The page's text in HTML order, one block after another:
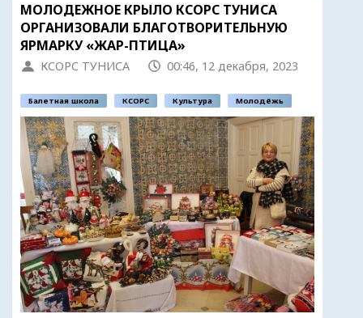
МОЛОДЕЖНОЕ КРЫЛО КСОРС ТУНИСА
ОРГАНИЗОВАЛИ БЛАГОТВОРИТЕЛЬНУЮ
ЯРМАРКУ «ЖАР-ПТИЦА»
КСОРС ТУНИСА 00:46, 12 декабря, 2023
Балетная школа КСОРС Культура Молодёжь